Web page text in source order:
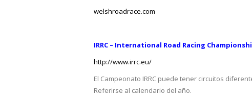
welshroadrace.com
IRRC – International Road Racing
http://www.irrc.eu/
El Campeonato IRRC puede tener circuitos
Referirse al calendario del año.